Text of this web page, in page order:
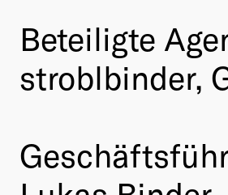
Beteiligte
stroblbinder,